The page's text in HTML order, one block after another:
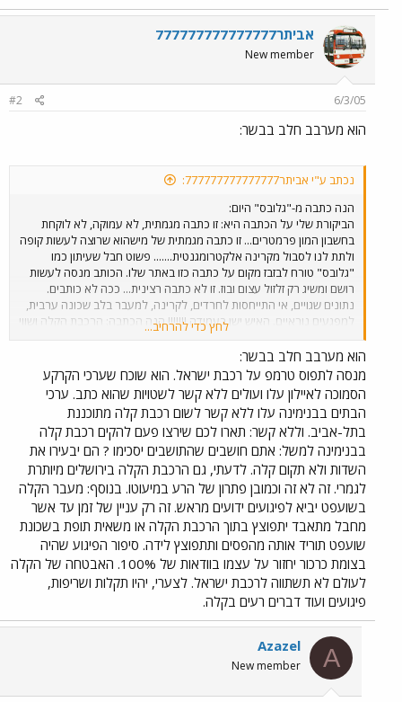
אביתר777777777777777
New member
6/3/05
#2
הוא מערבב חלב בבשר:
נכתב ע"י אביתר777777777777777:
הנה כתבה מ-"גלובס" היום:
הביקורת שלי על הכתבה היא: זו כתבה מגמתית, לא עמוקה, לא לוקחת
בחשבון המון פרמטרים... זו כתבה מגמתית של מישהוא שרוצה לעשות קופה
ולתת לנו לסבול מקרינה אלקטרומגנטית....... פשוט חבל שעיתון כמו
"גלובס" טורח לבזבז מקום על כתבה כזו באתר שלו. הכותב מנסה לעשות
רושם ומשיג רק זלזול עצום ובוז. זו לא כתבה רצינית... ככה לא כותבים.
נתונים שגויים, אי התייחסות לחרדים, לקרינה, למעבר בלב שכונה ערבית,
למפגעים נוראיים. האיש ישן בעמידה !!!!!!! הנה הכתבה: הרכבת הקלה ושווי
המונית כדוגמת רכבת קלה, רכבת פרברים ורכבות תחתיות, משפיעה על
פעילויות ספקי נדל"ן ומשתמשי נדל"ן באזורי מגורים, מסחר ותעסוקה,
השפעה המתורגמת לערכי קרקע ולכסף. במשך תקופה העולה על מאה
שנה, נערכו בכל העולם בדיקות כלכליות, המוכיחות במישור העיוני של
המודלים הכלכליים וגם על סמך ניסיון מעשי, את קיומו של קשר הדוק בין
מחירי מקרקעין לבין הוצאות תחבורה. אין ספק כי ברוב המקרים מעדיף
הפרט לשכון בסמוך למרכז עיר המהווה עבורו גם מוקד תעסוקה, והעדפה זו
גדלה אף יותר כשמדובר בעסקים מסחריים. קיימים מחקרים אמפיריים רבים
המנתחים את השפעת אמצעי ההסעה ההמונית בכלל, והרכבת הקלה
בפרט, על השבחת מחירי מקרקעין סביב התוואי. ניתן לציין מחקרים שערך
ספרינגלר בניו-יורק עוד בשנות ה-30 שבחנו את כל קווי הרכבת התחתית
בעיר, או מחקרים שנערכו במשך 10 שנים בטורונטו על-ידי היים. המחקרים
מעלים ממצאים דומים: בכולם נמצא כי חלה עלייה של 25% בערכי קרקע
ליד הקווים ביחס לערכי קרקע רחוקים יותר, וכי 90% משטחי המשרדים
החדשים ומחצית מהבנייה הגבוהה בעיר, התמקמו בסמוך לקווי הרכבת
התחתית. מחקרים חשובים ביותר שנערכו במרכזי הערים וושינגטון
ואטלנטה וכן מחקרים בממדים עצומים שנערכו במחוז סנטה ברברה ובצפון
וירג'ניה, מראים כי קרבה לרכבת התחתית מעלה את מחירי קרקעות ובתים,
ולעומת זאת שיעור השווי פוחת ככל שמתרחקים מהתחנה. בנוסף, ישנה
נטייה לשינוי ייעוד ופיתוח משרדים ומסחר סמוך לקווי רכבת, מכאן שקווי
רכבת גורמים לפיתוח מואץ של סביבתם. האינדיקטורים הכלכליים
לחץ כדי להרחיב...
הוא מערבב חלב בבשר:
מנסה לתפוס טרמפ על רכבת ישראל. הוא שוכח שערכי הקרקע
הסמוכה לאיילון עלו ועולים ללא קשר לשטויות שהוא כתב. ערכי
הבתים בבנימינה עלו ללא קשר לשום רכבת קלה מתוכננת
בתל-אביב. וללא קשר: תארו לכם שירצו פעם להקים רכבת קלה
בבנימינה למשל: אתם חושבים שהתושבים יסכימו ? הם יבעירו את
השדות ולא תקום קלה. לדעתי, גם הרכבת הקלה בירושלים מיותרת
לגמרי. זה לא זה וכמובן פתרון של הרע במיעוטו. בנוסף: מעבר הקלה
בשועפט יביא לפיגועים ידועים מראש. זה רק עניין של זמן עד אשר
מחבל מתאבד יתפוצץ בתוך הרכבת הקלה או משאית תופת בשכונת
שועפט תוריד אותה מהפסים ותתפוצץ לידה. סיפור הפיגוע שהיה
בצומת כרכור יחזור על עצמו בוודאות של 100%. האבטחה של הקלה
לעולם לא תשתווה לרכבת ישראל. לצערי, יהיו תקלות ושריפות,
פיגועים ועוד דברים רעים בקלה.
A
Azazel
New member